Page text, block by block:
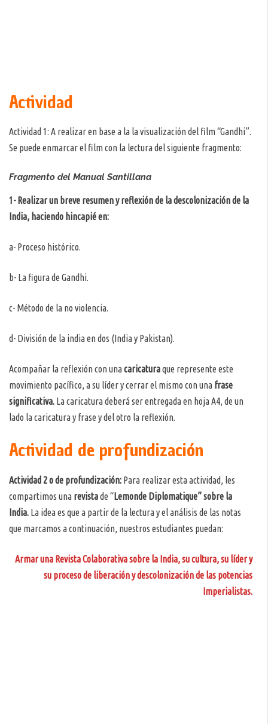
Actividad
Actividad 1: A realizar en base a la la visualización del film “Gandhi”.
Se puede enmarcar el film con la lectura del siguiente fragmento:
Fragmento del Manual Santillana
1- Realizar un breve resumen y reflexión de la descolonización de la
India, haciendo hincapié en:
a- Proceso histórico.
b- La figura de Gandhi.
c- Método de la no violencia.
d- División de la india en dos (India y Pakistan).
Acompañar la reflexión con unacaricaturaque represente este
movimiento pacífico, a su líder y cerrar el mismo con una frase
significativa. La caricatura deberá ser entregada en hoja A4, de un
lado la caricatura y frase y del otro la reflexión.
Actividad de profundización
Actividad 2 o de profundización: Para realizar esta actividad, les
compartimos una revistade “Lemonde Diplomatique”sobre la
India. La idea es que a partir de la lectura y el análisis de las notas
que marcamos a continuación, nuestros estudiantes puedan:
Armar una Revista Colaborativasobre la India, su cultura, su líder y
su proceso de liberación y descolonizaciónde las potencias
Imperialistas.